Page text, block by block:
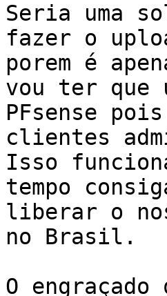
Seria uma
fazer o
porem é
vou ter que
PFsense
clientes
Isso
tempo
liberar o
no Brasil.
O